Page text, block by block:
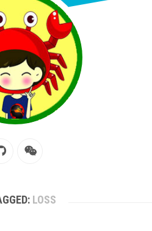
LOSS